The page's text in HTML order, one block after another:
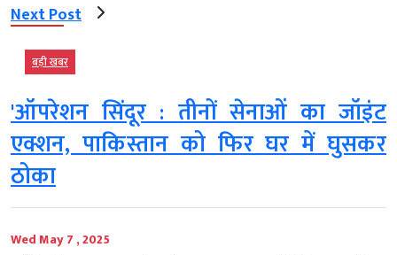
Next Post
बड़ी खबर
'ऑपरेशन सिंदूर : तीनों सेनाओं का जॉइंट
एक्शन, पाकिस्तान को फिर घर में घुसकर
ठोका
Wed May 7 , 2025